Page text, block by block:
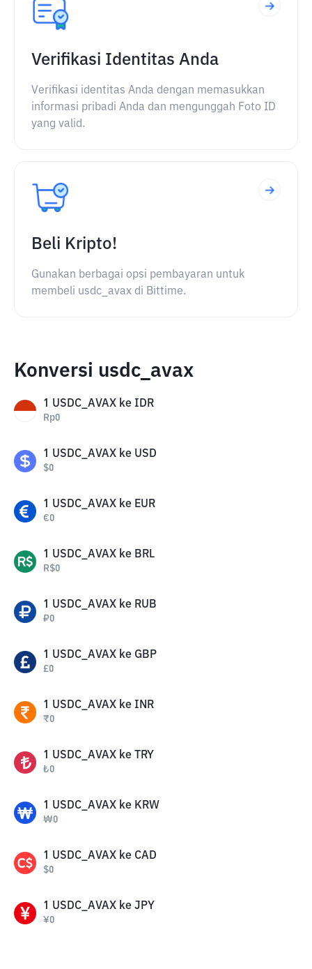
Verifikasi Identitas Anda
Verifikasi identitas Anda dengan memasukkan
informasi pribadi Anda dan mengunggah Foto ID
yang valid.
Beli Kripto!
Gunakan berbagai opsi pembayaran untuk
membeli usdc_avax di Bittime.
Konversi usdc_avax
1 USDC_AVAX ke IDR
Rp0
1 USDC_AVAX ke USD
$0
1 USDC_AVAX ke EUR
€0
1 USDC_AVAX ke BRL
R$0
1 USDC_AVAX ke RUB
₽0
1 USDC_AVAX ke GBP
£0
1 USDC_AVAX ke INR
₹0
1 USDC_AVAX ke TRY
₺0
1 USDC_AVAX ke KRW
₩0
1 USDC_AVAX ke CAD
$0
1 USDC_AVAX ke JPY
¥0